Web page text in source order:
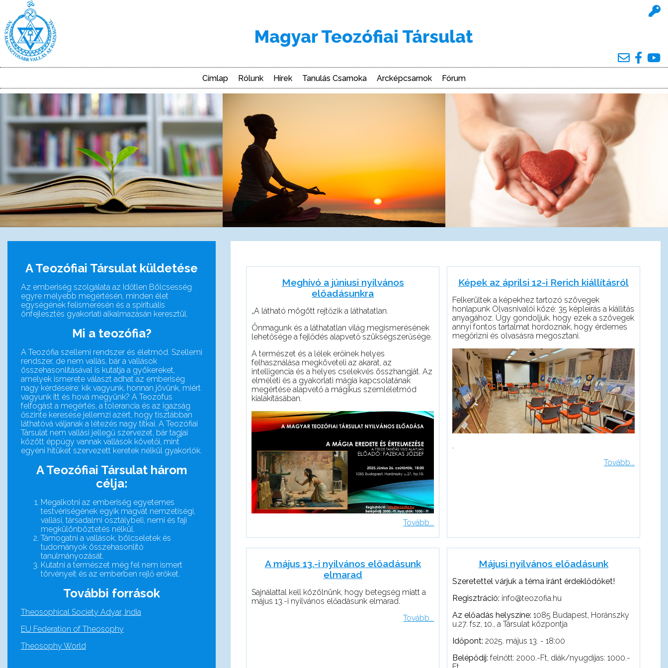
tartalomra
Magyar Teozófiai Társulat
Main
navigation
Címlap Rólunk Hírek Tanulás Csarnoka Arcképcsarnok Fórum
A Teozófiai Társulat küldetése
Az emberiség szolgálata az Időtlen Bölcsesség
egyre mélyebb megértésén, minden élet
egységének felismerésén és a spirituális
önfejlesztés gyakorlati alkalmazásán keresztül.
Mi a teozófia?
A Teozófia szellemi rendszer és életmód. Szellemi
rendszer, de nem vallás, bár a vallások
összehasonlításával is kutatja a gyökereket,
amelyek ismerete választ adhat az emberiség
nagy kérdéseire: kik vagyunk, honnan jövünk, miért
vagyunk itt és hová megyünk? A Teozófus
felfogást a megértés, a tolerancia és az igazság
őszinte keresése jellemzi azért, hogy tisztábban
láthatóvá váljanak a létezés nagy titkai. A Teozófiai
Társulat nem vallási jellegű szervezet, bár tagjai
között éppúgy vannak vallások követői, mint
egyéni hitüket szervezett keretek nélkül gyakorlók.
A Teozófiai Társulat három
célja:
Megalkotni az emberiség egyetemes
testvériségének egyik magvát nemzetiségi,
vallási, társadalmi osztálybeli, nemi és faji
megkülönböztetés nélkül.
Támogatni a vallások, bölcseletek és
tudományok összehasonlító
tanulmányozását.
Kutatni a természet még fel nem ismert
törvényeit és az emberben rejlő erőket.
További források
Theosophical Society Adyar, India
EU Federation of Theosophy
Theosophy World
Meghívó a júniusi nyilvános
előadásunkra
„A látható mögött rejtőzik a láthatatlan.
Önmagunk és a láthatatlan világ megismerésének
lehetősége a fejlődés alapvető szükségszerűsége.
A természet és a lélek erőinek helyes
felhasználása megköveteli az akarat, az
intelligencia és a helyes cselekvés összhangját. Az
elméleti és a gyakorlati mágia kapcsolatának
megértése alapvető a mágikus szemléletmód
kialakításában.
Tovább...
Képek az áprilsi 12-i Rerich kiállításról
Felkerültek a képekhez tartozó szövegek
honlapunk Olvasnivalói közé: 35 képleírás a kiállítás
anyagához. Úgy gondoljuk, hogy ezek a szövegek
annyi fontos tartalmat hordoznak, hogy érdemes
megőrizni és olvasásra megosztani.
.
Tovább...
A május 13.-i nyilvános előadásunk
elmarad
Sajnálattal kell közölnünk, hogy betegség miatt a
május 13.-i nyilvános előadásunk elmarad.
Tovább...
Májusi nyilvános előadásunk
Szeretettel várjuk a téma iránt érdeklődőket!
Regisztráció: info@teozofia.hu
Az előadás helyszíne: 1085 Budapest, Horánszky
u.27. fsz, 10., a Társulat központja
Időpont: 2025. május 13. - 18:00
Belépődíj: felnőtt: 2000.-Ft, diák/nyugdíjas: 1000.-